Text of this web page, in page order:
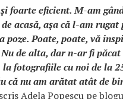
foarte eficient. M-am
acasă, aşa că l-am rugat
poze. Poate, poate, vă
de alta, dar n-ar fi păcat
fotografiile cu noi de la
că nu am arătat atât de
Adela Popescu pe